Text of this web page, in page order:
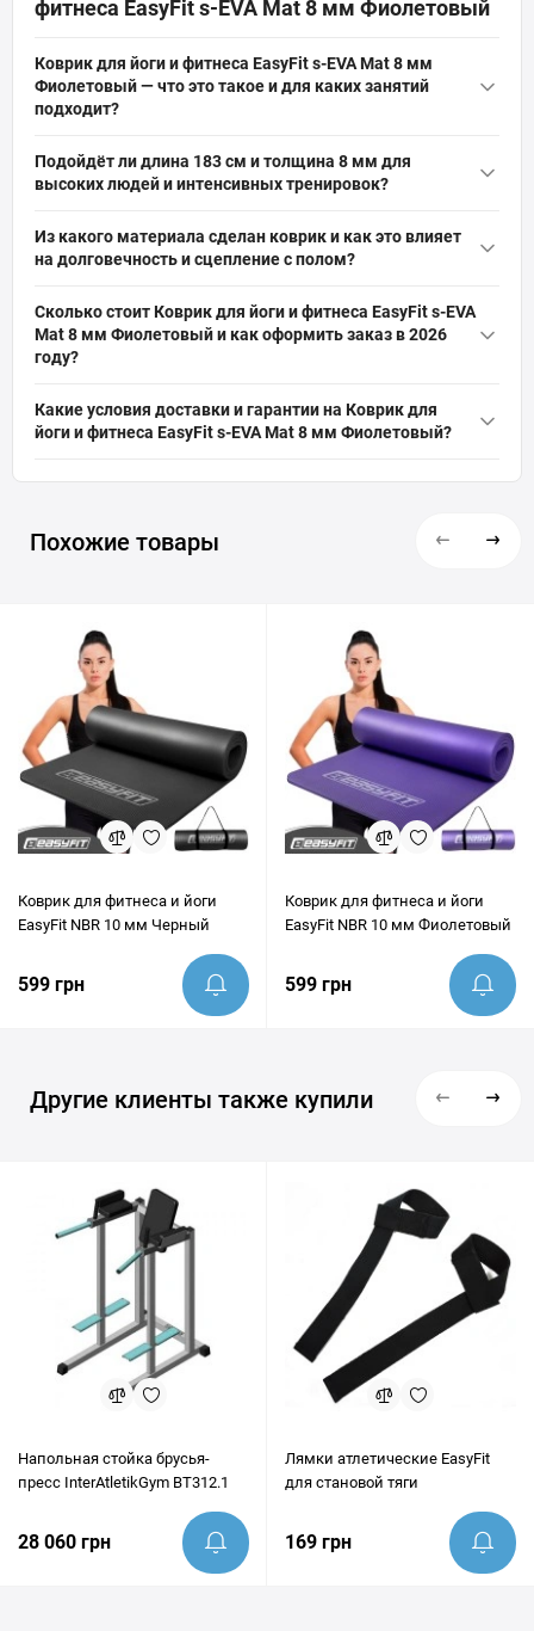
фитнеса EasyFit s-EVA Mat 8 мм Фиолетовый
Коврик для йоги и фитнеса EasyFit s-EVA Mat 8 мм
Фиолетовый — что это такое и для каких занятий
подходит?
— это пружный и износостойкий коврик из материала s-EVA с
пилатеса, растяжки и реабилитации, обеспечивает
теплоизоляцию, защиту коленей и шумопоглощение.
Подойдёт ли длина 183 см и толщина 8 мм для
высоких людей и интенсивных тренировок?
большинства пользователей до примерно 185–190 см роста, а
коленей при интенсивных тренировках; при необходимости
большей длины или амортизации рассмотрите
специализированные модели.
Из какого материала сделан коврик и как это влияет
на долговечность и сцепление с полом?
этиленвинилацетат), что придаёт ему прочность и
износостойкость, меньшую эластичность по сравнению с
форму и годится для регулярных тренировок и ЛФК.
Сколько стоит Коврик для йоги и фитнеса EasyFit s-EVA
Mat 8 мм Фиолетовый и как оформить заказ в 2026
году?
фитнеса EasyFit s-EVA Mat 8 мм Фиолетовый (Артикул: EF-1911-
проверены по состоянию на 08 месяц 2026 года.
Какие условия доставки и гарантии на Коврик для
йоги и фитнеса EasyFit s-EVA Mat 8 мм Фиолетовый?
быструю и надежную доставку в Киев, Львов, Одессу, Днепр,
грамотную консультацию и помочь убедиться, что этот товар
идеально подходит под ваши цели.
Похожие товары
Коврик для фитнеса и йоги
EasyFit NBR 10 мм Черный
599 грн
Коврик для фитнеса и йоги
EasyFit NBR 10 мм Фиолетовый
599 грн
Другие клиенты также купили
Напольная стойка брусья-
пресс InterAtletikGym BT312.1
28 060 грн
Лямки атлетические EasyFit
для становой тяги
169 грн